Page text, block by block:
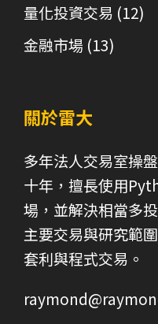
量化投資交易 (12)
金融市場 (13)
關於雷大
多年法人交易室操
十年，擅長使用
場，並解決相當多
主要交易與研究範
套利與程式交易。